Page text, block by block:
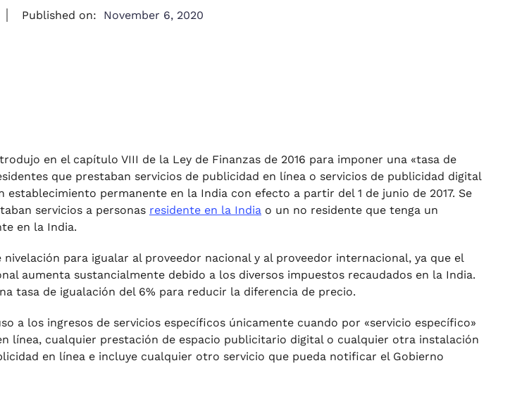
Published on: November 6, 2020
en el capítulo VIII de la Ley de Finanzas de 2016 para imponer una «tasa de
que prestaban servicios de publicidad en línea o servicios de publicidad digital
establecimiento permanente en la India con efecto a partir del 1 de junio de 2017. Se
servicios a personas residente en la India o un no residente que tenga un
en la India.
para igualar al proveedor nacional y al proveedor internacional, ya que el
aumenta sustancialmente debido a los diversos impuestos recaudados en la India.
tasa de igualación del 6% para reducir la diferencia de precio.
a los ingresos de servicios específicos únicamente cuando por «servicio específico»
línea, cualquier prestación de espacio publicitario digital o cualquier otra instalación
en línea e incluye cualquier otro servicio que pueda notificar el Gobierno